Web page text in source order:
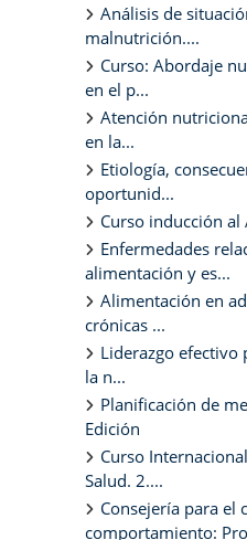
Análisis de
malnutrición....
Curso: Abordaje
en el p...
Atención
en la...
Etiología,
oportunid...
Curso inducción
Enfermedades
alimentación y es...
Alimentación en
crónicas ...
Liderazgo efectivo
la n...
Planificación de
Edición
Curso
Salud. 2....
Consejería para el
comportamiento: